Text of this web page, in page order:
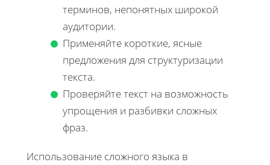
терминов, непонятных широкой
аудитории.
Применяйте короткие, ясные
предложения для структуризации
текста.
Проверяйте текст на возможность
упрощения и разбивки сложных
фраз.
Использование сложного языка в